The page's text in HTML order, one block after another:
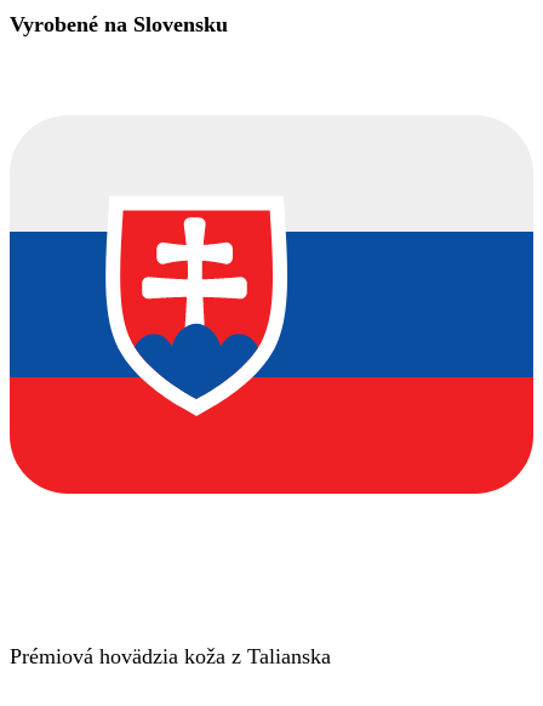
Vyrobené na Slovensku
Prémiová hovädzia koža z Talianska